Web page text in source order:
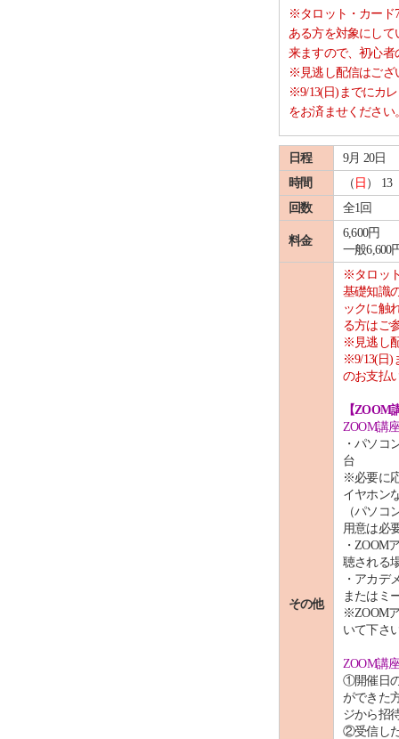
※タロット・カード
ある方を対象にして
来ますので、初心者
※見逃し配信はござ
※9/13(日)までにカ
をお済ませください
日程
9月 20日
時間
（ 日 ） 13
回数
全1回
料金
6,600円
一般6,600
その他
※タロッ
基礎知識
ックに触
る方はご
※見逃し
※9/13(日)
のお支払
【ZOOM
ZOOM講
・パソコ
台
※必要に
イヤホン
（パソコ
用意は必
・ZOOM
聴される
・アカデ
またはミ
※ZOOM
いて下さ
ZOOM講
①開催日
ができた
ジから招
②受信し